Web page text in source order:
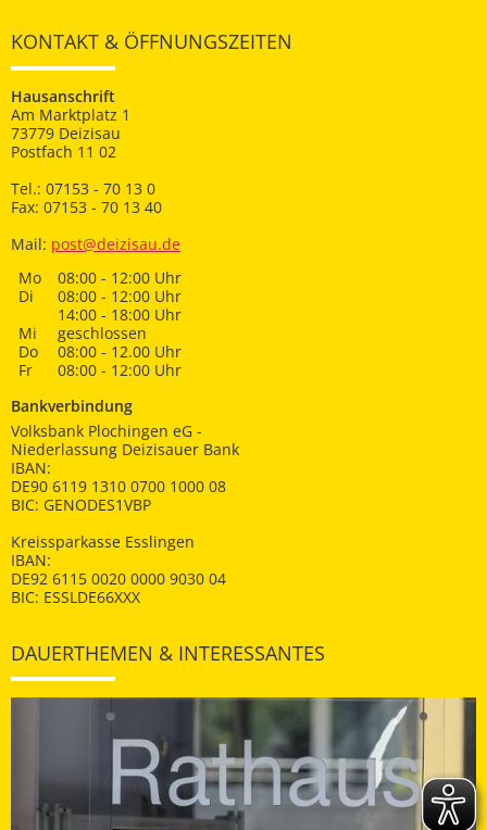
KONTAKT & ÖFFNUNGSZEITEN
Hausanschrift
Am Marktplatz 1
73779 Deizisau
Postfach 11 02
Tel.: 07153 - 70 13 0
Fax: 07153 - 70 13 40
Mail: post@deizisau.de
Mo
08:00 - 12:00 Uhr
Di
08:00 - 12:00 Uhr
14:00 - 18:00 Uhr
Mi
geschlossen
Do
08:00 - 12.00 Uhr
Fr
08:00 - 12:00 Uhr
Bankverbindung
Volksbank Plochingen eG -
Niederlassung Deizisauer Bank
IBAN:
DE90 6119 1310 0700 1000 08
BIC: GENODES1VBP
Kreissparkasse Esslingen
IBAN:
DE92 6115 0020 0000 9030 04
BIC: ESSLDE66XXX
DAUERTHEMEN & INTERESSANTES